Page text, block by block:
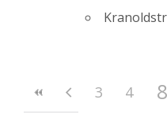
3 4 5
8